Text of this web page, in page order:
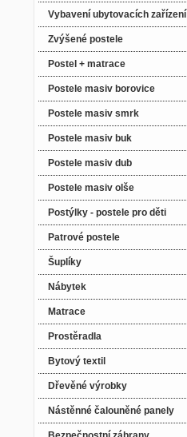
Vybavení ubytovacích zařízení
Zvýšené postele
Postel + matrace
Postele masiv borovice
Postele masiv smrk
Postele masiv buk
Postele masiv dub
Postele masiv olše
Postýlky - postele pro děti
Patrové postele
Šuplíky
Nábytek
Matrace
Prostěradla
Bytový textil
Dřevěné výrobky
Nástěnné čalouněné panely